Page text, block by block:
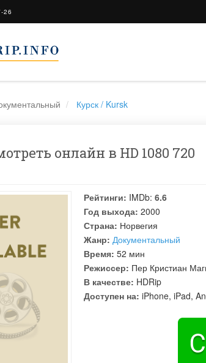
26
Курск / Kursk
онлайн в HD 1080 720
Рейтинги: IMDb: 6.6
Год выхода: 2000
Страна: Норвегия
Жанр: Документальный
Время: 52 мин
Режиссер: Пер Кристиан
В качестве: HDRip
Доступен на: iPhone, iPad,